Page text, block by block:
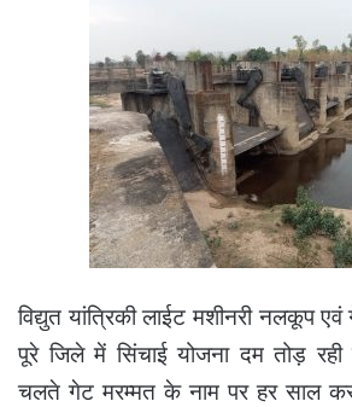
विद्युत यांत्रिकी लाईट मशीनरी नलकूप
पूरे जिले में सिंचाई योजना दम तोड़
चलते गेट मरम्मत के नाम पर हर साल